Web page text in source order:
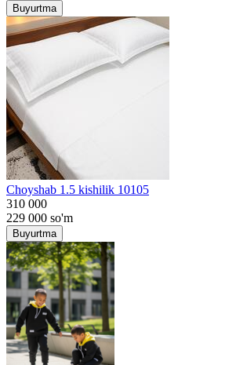
Buyurtma
Choyshab 1.5 kishilik 10105
310 000
229 000 so'm
Buyurtma